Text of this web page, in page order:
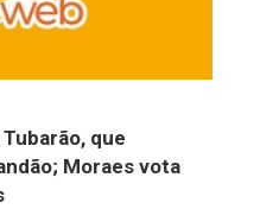
que
Moraes vota